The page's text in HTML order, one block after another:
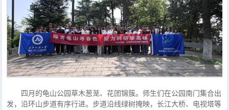
四月的龟山公园草木葱茏、花团锦簇。师生们在公园南门集合出
发，沿环山步道有序行进。步道沿线绿树掩映，长江大桥、电视塔等